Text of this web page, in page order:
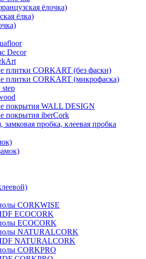
ёлочка)
ёлка)
Decor
плитки CORKART (без фаски)
плитки CORKART (микрофаска)
покрытия WALL DESIGN
покрытия iberCork
пробка, клеевая пробка
CORKWISE
ECOCORK
ECOCORK
NATURALCORK
NATURALCORK
CORKPRO